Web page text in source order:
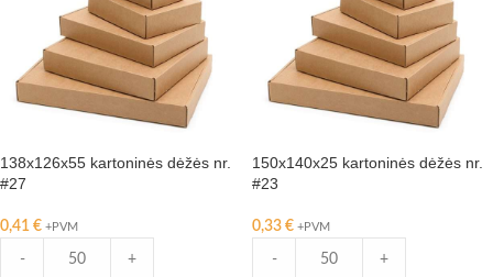
138x126x55 kartoninės dėžės nr.
#27
0,41 € +PVM
- +
150x140x25 kartoninės dėžės nr.
#23
0,33 € +PVM
- +